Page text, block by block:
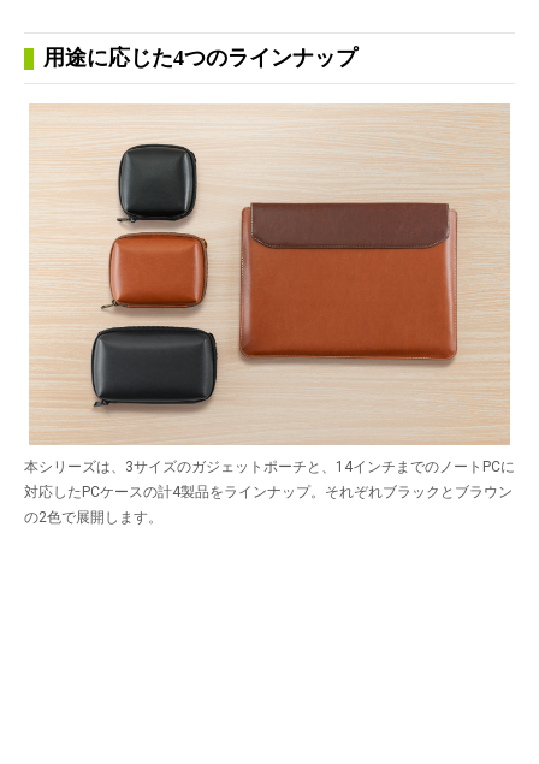
用途に応じた4つのラインナップ
本シリーズは、3サイズのガジェットポーチと、14インチまでのノートPCに
対応したPCケースの計4製品をラインナップ。それぞれブラックとブラウン
の2色で展開します。